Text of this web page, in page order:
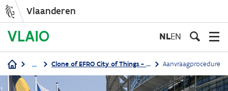
inhoud
gaan
Vlaanderen
NLEN
Kruimelpad
... Clone of EFRO City of Things - GTI Limburg Aanvraagprocedure